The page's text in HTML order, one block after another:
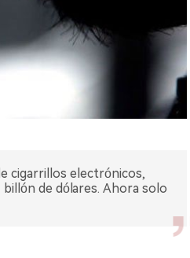
cigarrillos electrónicos,
de dólares. Ahora solo